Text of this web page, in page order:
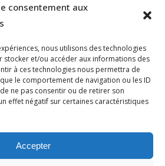
consentement aux
nous utilisons des technologies
stocker et/ou accéder aux informations des
à ces technologies nous permettra de
le comportement de navigation ou les ID
ne pas consentir ou de retirer son
effet négatif sur certaines caractéristiques
Accepter